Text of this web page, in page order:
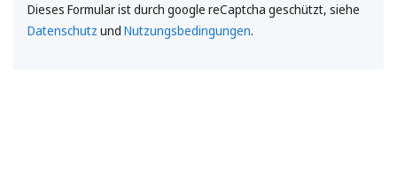
Dieses Formular ist durch google reCaptcha geschützt, siehe
Datenschutz und Nutzungsbedingungen.